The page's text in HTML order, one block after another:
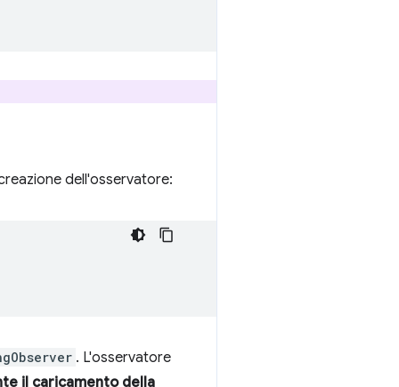
dell'osservatore:
. L'osservatore
il caricamento della